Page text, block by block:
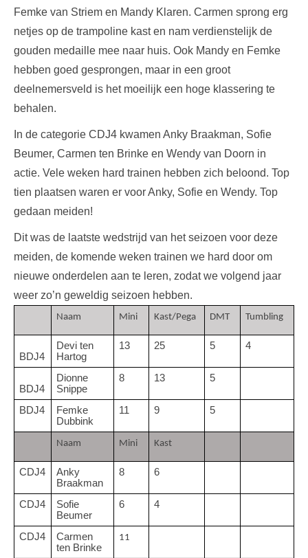
Femke van Striem en Mandy Klaren. Carmen sprong erg
netjes op de trampoline kast en nam verdienstelijk de
gouden medaille mee naar huis. Ook Mandy en Femke
hebben goed gesprongen, maar in een groot
deelnemersveld is het moeilijk een hoge klassering te
behalen.
In de categorie CDJ4 kwamen Anky Braakman, Sofie
Beumer, Carmen ten Brinke en Wendy van Doorn in
actie. Vele weken hard trainen hebben zich beloond. Top
tien plaatsen waren er voor Anky, Sofie en Wendy. Top
gedaan meiden!
Dit was de laatste wedstrijd van het seizoen voor deze
meiden, de komende weken trainen we hard door om
nieuwe onderdelen aan te leren, zodat we volgend jaar
weer zo’n geweldig seizoen hebben.
Naam Mini Kast/Pega DMT Tumbling
BDJ4
Devi ten
Hartog
13 25 5 4
BDJ4
Dionne
Snippe
8 13 5
BDJ4
Femke
Dubbink
11 9 5
Naam Mini Kast
CDJ4
Anky
Braakman
8 6
CDJ4
Sofie
Beumer
6 4
CDJ4
Carmen
ten Brinke
11